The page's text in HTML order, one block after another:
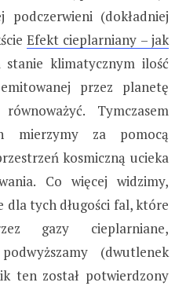
(dokładniej
Efekt cieplarniany – jak
klimatycznym ilość
przez planetę
Tymczasem
mierzymy za pomocą
kosmiczną ucieka
Co więcej widzimy,
dla tych długości fal, które
gazy cieplarniane,
(dwutlenek
ten został potwierdzony